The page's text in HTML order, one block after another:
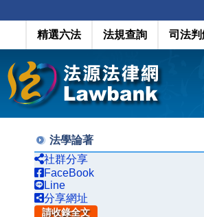
精選六法 法規查詢 司法判
法學論著
社群分享
FaceBook
Line
分享網址
請收錄全文